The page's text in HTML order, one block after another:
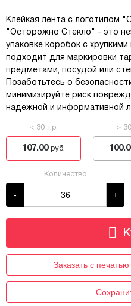
Клейкая лента с логотипом
"Осторожно Стекло" - это
упаковке коробок с
подходит для маркировки
предметами, посудой или
Позаботьтесь о
минимизируйте риск
надежной и информативной
< 30 т.р.
107.00руб.
>
Количество
- +
Заказать с